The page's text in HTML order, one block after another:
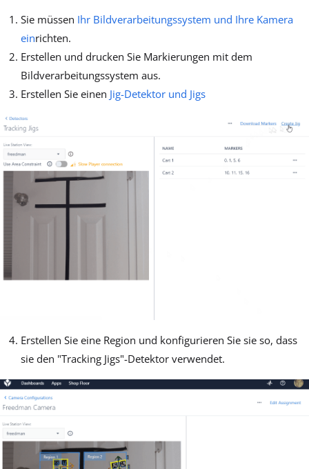
Sie müssen Ihr Bildverarbeitungssystem und Ihre Kamera
einrichten.
Erstellen und drucken Sie Markierungen mit dem
Bildverarbeitungssystem aus.
Erstellen Sie einen Jig-Detektor und Jigs
Erstellen Sie eine Region und konfigurieren Sie sie so, dass
sie den "Tracking Jigs"-Detektor verwendet.